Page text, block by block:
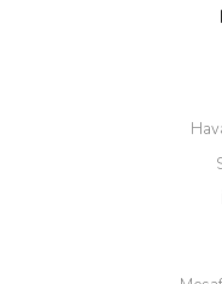
Bu
Ürün resmi kalitesiz,
Ürün açıklamasında
Ürün bilgilerinde
Ürün fiyatı diğer
Bu ürüne benzer farklı